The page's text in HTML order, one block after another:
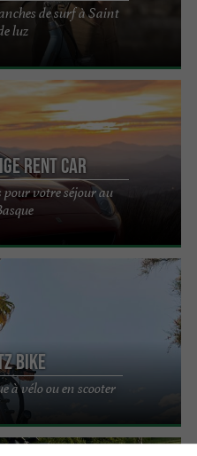
de surf à Saint
luz
Rent Car
votre séjour au
Bike
à vélo ou en scooter